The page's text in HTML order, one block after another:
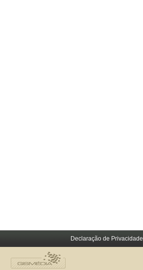
Declaração de Privacidade